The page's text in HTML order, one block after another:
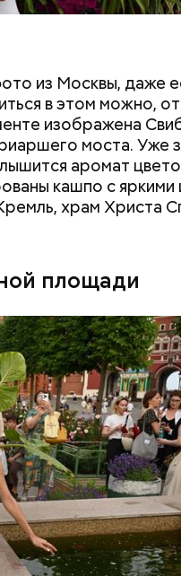
из Москвы, даже
в этом можно,
изображена
моста. Уже
аромат
кашпо с яркими
храм Христа
площади